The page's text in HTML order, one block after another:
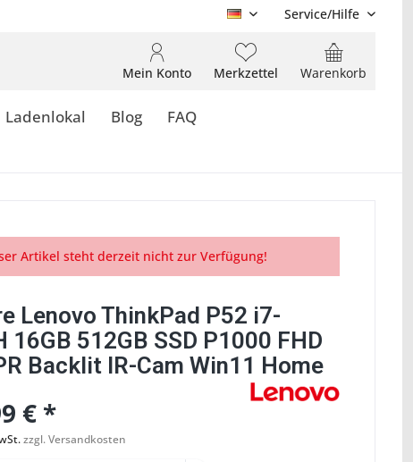
DE Service/Hilfe
Warenkorb
Merkzettel
Mein Konto
Ladenlokal Blog FAQ
Artikel steht derzeit nicht zur Verfügung!
Lenovo ThinkPad P52 i7-
16GB 512GB SSD P1000 FHD
Backlit IR-Cam Win11 Home
€ *
zzgl. Versandkosten